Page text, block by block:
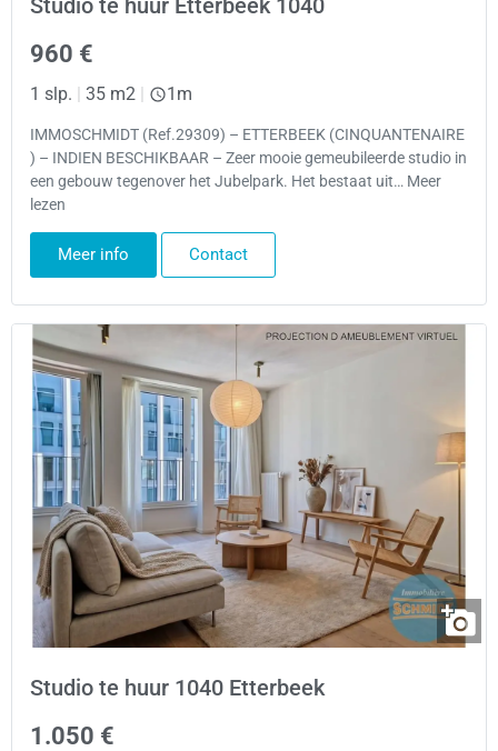
960 €
1 slp. | 35 m2 | 1m
IMMOSCHMIDT (Ref.29309) – ETTERBEEK (CINQUANTENAIRE
) – INDIEN BESCHIKBAAR – Zeer mooie gemeubileerde studio in
een gebouw tegenover het Jubelpark. Het bestaat uit… Meer
lezen
Meer info Contact
Studio te huur 1040 Etterbeek
1.050 €